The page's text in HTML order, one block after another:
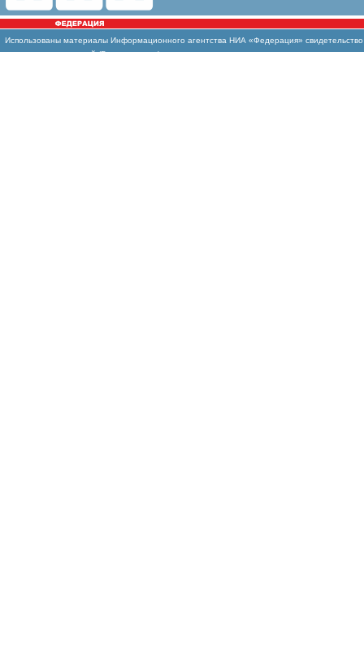
Использованы материалы Информационного агентства НИА «Федерация»
массовых коммуникаций (Роскомнадзор)